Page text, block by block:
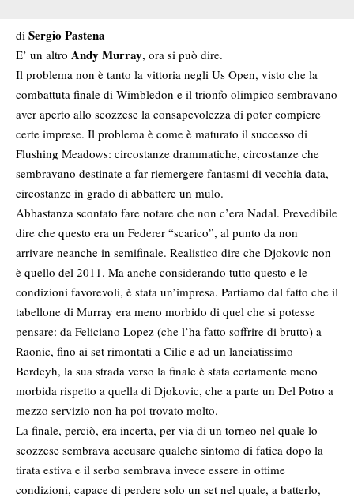
di Sergio Pastena
E’ un altro Andy Murray, ora si può dire.
Il problema non è tanto la vittoria negli Us Open, visto che la
combattuta finale di Wimbledon e il trionfo olimpico sembravano
aver aperto allo scozzese la consapevolezza di poter compiere
certe imprese. Il problema è come è maturato il successo di
Flushing Meadows: circostanze drammatiche, circostanze che
sembravano destinate a far riemergere fantasmi di vecchia data,
circostanze in grado di abbattere un mulo.
Abbastanza scontato fare notare che non c’era Nadal. Prevedibile
dire che questo era un Federer “scarico”, al punto da non
arrivare neanche in semifinale. Realistico dire che Djokovic non
è quello del 2011. Ma anche considerando tutto questo e le
condizioni favorevoli, è stata un’impresa. Partiamo dal fatto che il
tabellone di Murray era meno morbido di quel che si potesse
pensare: da Feliciano Lopez (che l’ha fatto soffrire di brutto) a
Raonic, fino ai set rimontati a Cilic e ad un lanciatissimo
Berdcyh, la sua strada verso la finale è stata certamente meno
morbida rispetto a quella di Djokovic, che a parte un Del Potro a
mezzo servizio non ha poi trovato molto.
La finale, perciò, era incerta, per via di un torneo nel quale lo
scozzese sembrava accusare qualche sintomo di fatica dopo la
tirata estiva e il serbo sembrava invece essere in ottime
condizioni, capace di perdere solo un set nel quale, a batterlo,